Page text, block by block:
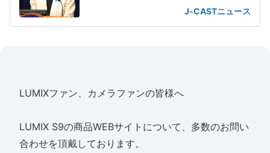
J-CASTニュース
LUMIXファン、カメラファンの皆様へ
LUMIX S9の商品WEBサイトについて、多数のお問い
合わせを頂戴しております。